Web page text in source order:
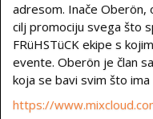
adresom. Inače Oberön,
cilj promociju svega što
FRüHSTüCK ekipe s
evente. Oberön je član
koja se bavi svim što
https://